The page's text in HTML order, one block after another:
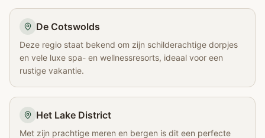
De Cotswolds
Deze regio staat bekend om zijn schilderachtige dorpjes
en vele luxe spa- en wellnessresorts, ideaal voor een
rustige vakantie.
Het Lake District
Met zijn prachtige meren en bergen is dit een perfecte